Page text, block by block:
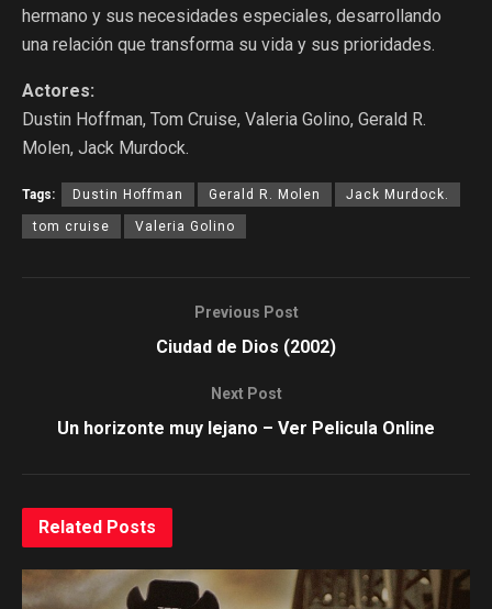
hermano y sus necesidades especiales, desarrollando
una relación que transforma su vida y sus prioridades.
Actores:
Dustin Hoffman, Tom Cruise, Valeria Golino, Gerald R.
Molen, Jack Murdock.
Tags: Dustin Hoffman Gerald R. Molen Jack Murdock.
tom cruise Valeria Golino
Previous Post
Ciudad de Dios (2002)
Next Post
Un horizonte muy lejano – Ver Pelicula Online
Related Posts